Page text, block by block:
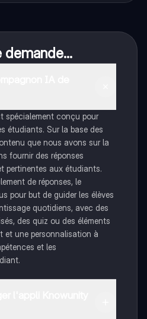
demande...
spécialement conçu pour
étudiants. Sur la base des
que nous avons sur la
fournir des réponses
pertinentes aux étudiants.
de réponses, le
pour but de guider les élèves
quotidiens, avec des
des quiz ou des éléments
et une personnalisation à
et les